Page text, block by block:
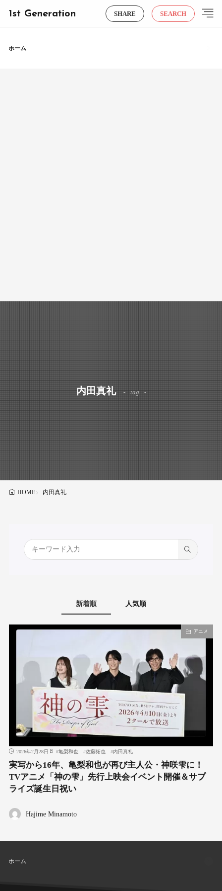
1st Generation SHARE SEARCH
ホーム
内田真礼 tag
HOME 内田真礼
新着順 人気順
アニメ
2026年2月28日 #亀梨和也 #佐藤拓也 #内田真礼
実写から16年、亀梨和也が再び主人公・神咲雫に！
TVアニメ「神の雫」先行上映会イベント開催＆サプ
ライズ誕生日祝い
Hajime Minamoto
ホーム